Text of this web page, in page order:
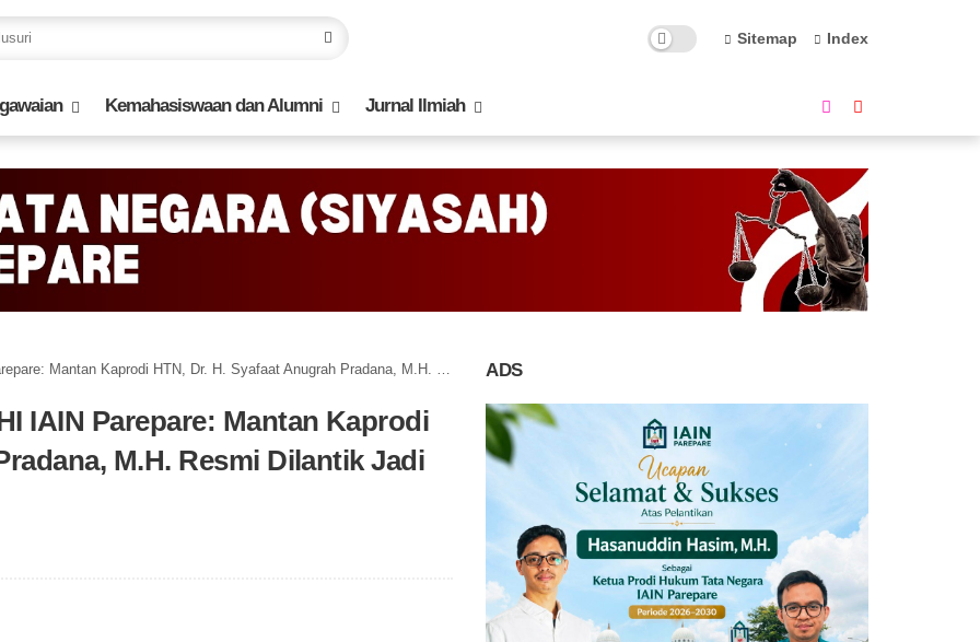
Sitemap Index
Kemahasiswaan dan Alumni Jurnal Ilmiah
Kaprodi HTN, Dr. H. Syafaat Anugrah Pradana, M.H. Resmi Dilantik Jadi Wakil Dekan 1
IAIN Parepare: Mantan Kaprodi
M.H. Resmi Dilantik Jadi
ADS